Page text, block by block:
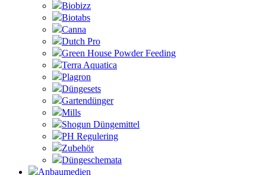
Biobizz
Biotabs
Canna
Dutch Pro
Green House Powder Feeding
Terra Aquatica
Plagron
Düngesets
Gartendünger
Mills
Shogun Düngemittel
PH Regulering
Zubehör
Düngeschemata
Anbaumedien